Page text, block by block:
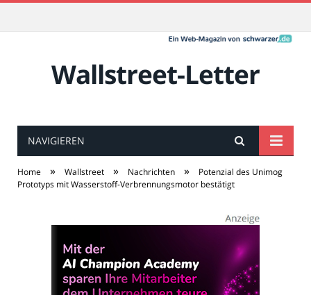
Wallstreet-Letter
NAVIGIEREN
Home » Wallstreet » Nachrichten »
Potenzial des Unimog
Prototyps mit Wasserstoff-Verbrennungsmotor bestätigt